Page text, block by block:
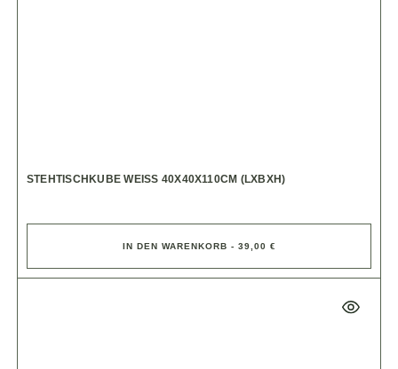
STEHTISCHKUBE WEISS 40X40X110CM (LXBXH)
IN DEN WARENKORB - 39,00 €